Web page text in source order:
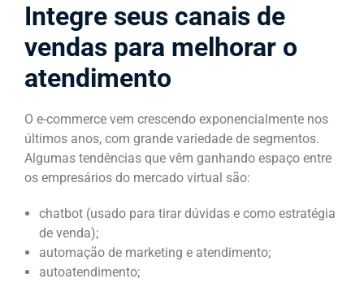
Integre seus canais de
vendas para melhorar o
atendimento
O e-commerce vem crescendo exponencialmente nos
últimos anos, com grande variedade de segmentos.
Algumas tendências que vêm ganhando espaço entre
os empresários do mercado virtual são:
chatbot (usado para tirar dúvidas e como estratégia
de venda);
automação de marketing e atendimento;
autoatendimento;